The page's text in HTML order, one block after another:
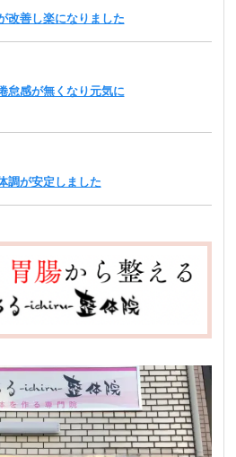
改善し楽になりました
怠感が無くなり元気に
調が安定しました